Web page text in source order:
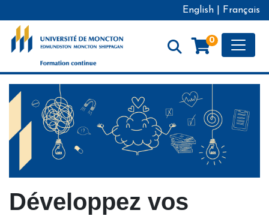
English Français
0
Formation continue - Université de Moncton
Développez vos